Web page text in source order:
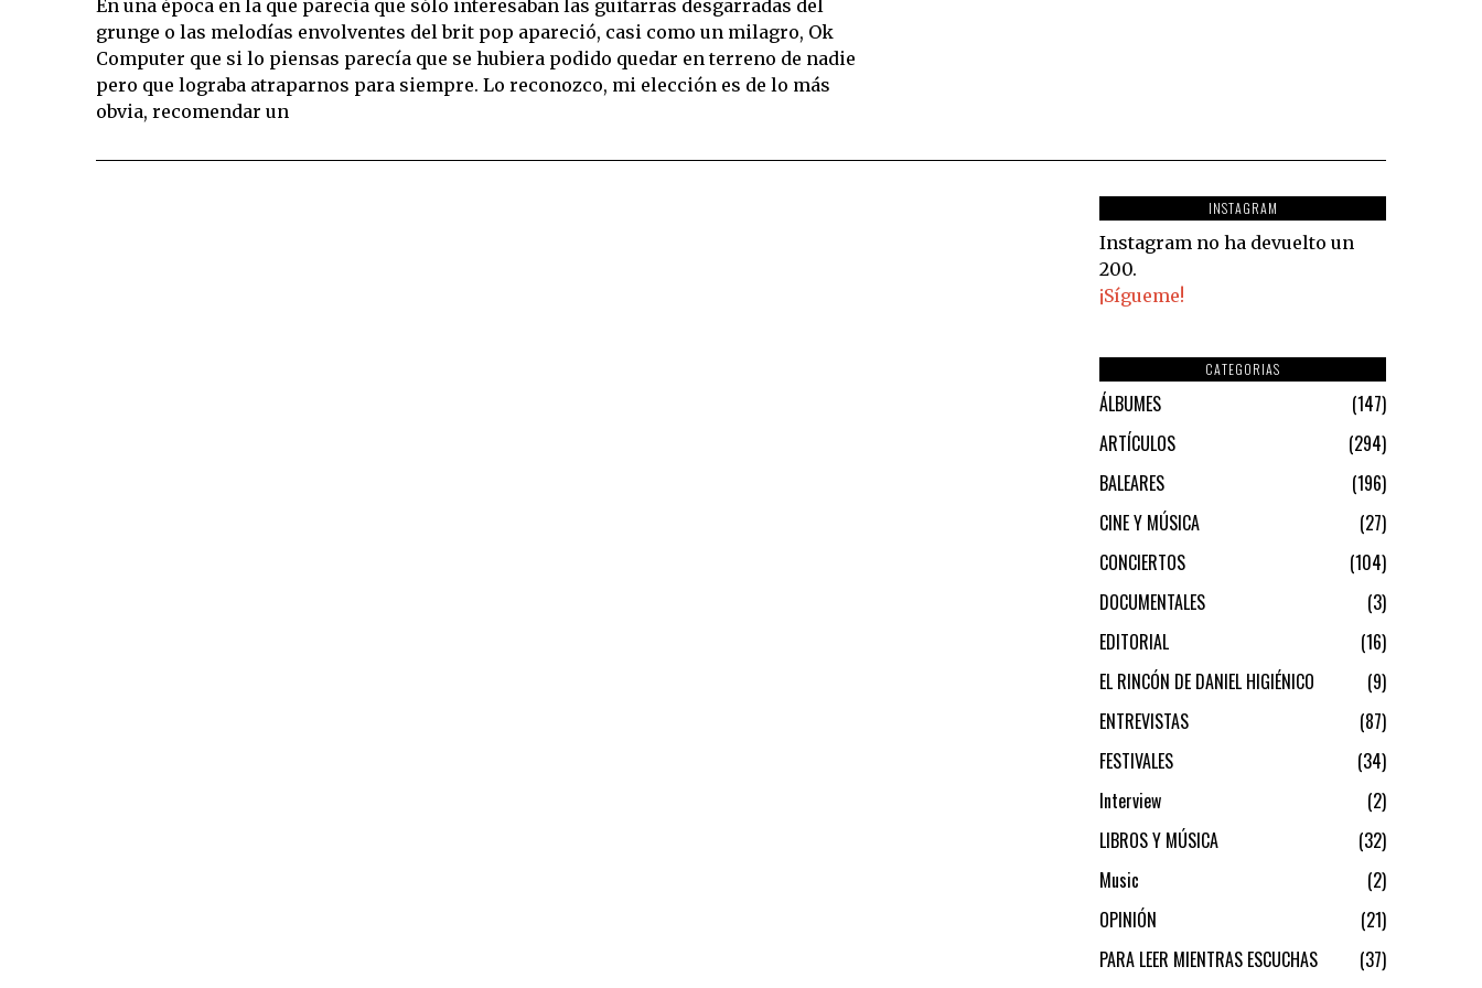
En una época en la que parecía que sólo interesaban las guitarras desgarradas del
grunge o las melodías envolventes del brit pop apareció, casi como un milagro, Ok
Computer que si lo piensas parecía que se hubiera podido quedar en terreno de nadie
pero que lograba atraparnos para siempre. Lo reconozco, mi elección es de lo más
obvia, recomendar un
INSTAGRAM
Instagram no ha devuelto un
200.
¡Sígueme!
CATEGORIAS
ÁLBUMES
147
ARTÍCULOS
294
BALEARES
196
CINE Y MÚSICA
27
CONCIERTOS
104
DOCUMENTALES
3
EDITORIAL
16
EL RINCÓN DE DANIEL HIGIÉNICO
9
ENTREVISTAS
87
FESTIVALES
34
Interview
2
LIBROS Y MÚSICA
32
Music
2
OPINIÓN
21
PARA LEER MIENTRAS ESCUCHAS
37